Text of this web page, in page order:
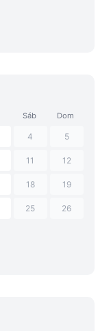
Sáb Dom
4 5
11 12
18 19
25 26